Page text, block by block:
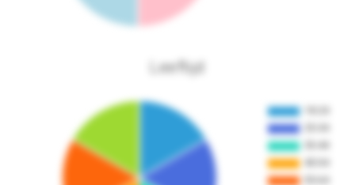
Leeftijd